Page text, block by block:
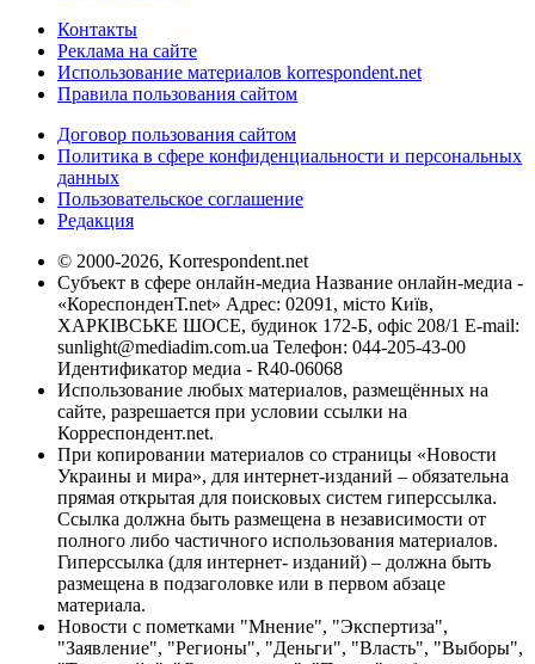
Контакты
Реклама на сайте
Использование материалов korrespondent.net
Правила пользования сайтом
Договор пользования сайтом
Политика в сфере конфиденциальности и персональных
данных
Пользовательское соглашение
Редакция
© 2000-2026, Korrespondent.net
Субъект в сфере онлайн-медиа Название онлайн-медиа -
«КореспонденТ.net» Адрес: 02091, місто Київ,
ХАРКІВСЬКЕ ШОСЕ, будинок 172-Б, офіс 208/1 E-mail:
sunlight@mediadim.com.ua Телефон: 044-205-43-00
Идентификатор медиа - R40-06068
Использование любых материалов, размещённых на
сайте, разрешается при условии ссылки на
Корреспондент.net.
При копировании материалов со страницы «Новости
Украины и мира», для интернет-изданий – обязательна
прямая открытая для поисковых систем гиперссылка.
Ссылка должна быть размещена в независимости от
полного либо частичного использования материалов.
Гиперссылка (для интернет- изданий) – должна быть
размещена в подзаголовке или в первом абзаце
материала.
Новости с пометками "Мнение", "Экспертиза",
"Заявление", "Регионы", "Деньги", "Власть", "Выборы",